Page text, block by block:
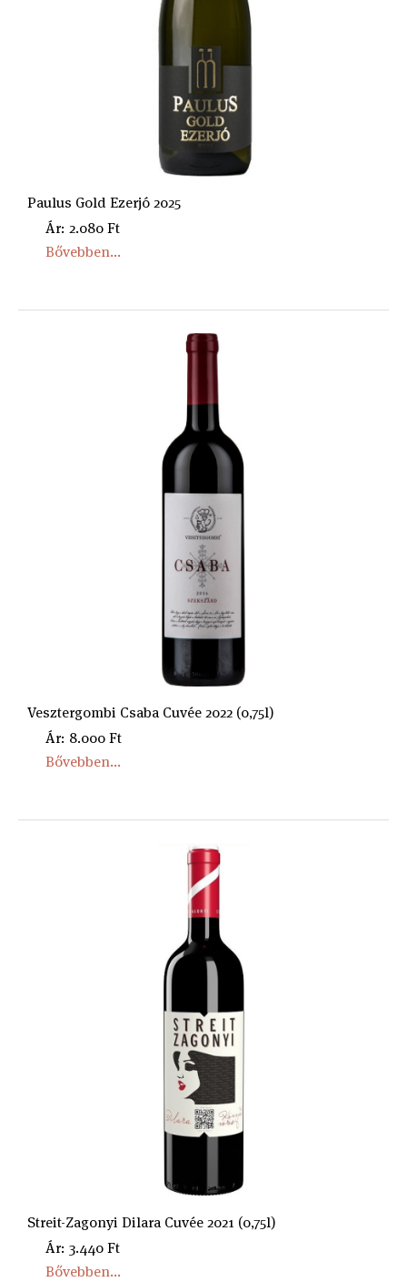
Paulus Gold Ezerjó 2025
Ár: 2.080 Ft
Bővebben...
Vesztergombi Csaba Cuvée 2022 (0,75l)
Ár: 8.000 Ft
Bővebben...
Streit-Zagonyi Dilara Cuvée 2021 (0,75l)
Ár: 3.440 Ft
Bővebben...